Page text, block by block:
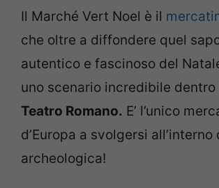
Il Marché Vert Noel è il
che oltre a diffondere quel
autentico e fascinoso del
uno scenario incredibile dentro
Teatro Romano. E’ l’unico
d’Europa a svolgersi all’interno
archeologica!